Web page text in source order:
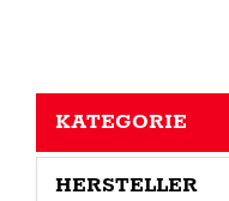
KATEGORIE
HERSTELLER